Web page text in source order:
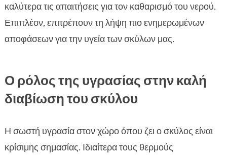
καλύτερα τις απαιτήσεις για τον καθαρισμό του νερού.
Επιπλέον, επιτρέπουν τη λήψη πιο ενημερωμένων
αποφάσεων για την υγεία των σκύλων μας.
Ο ρόλος της υγρασίας στην καλή
διαβίωση του σκύλου
Η σωστή υγρασία στον χώρο όπου ζει ο σκύλος είναι
κρίσιμης σημασίας. Ιδιαίτερα τους θερμούς